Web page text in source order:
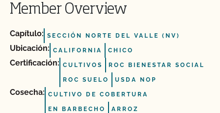
Member Overview
Capítulo: SECCIÓN NORTE DEL VALLE (NV)
Ubicación: CALIFORNIA CHICO
Certificación: CULTIVOS ROC BIENESTAR SOCIAL
ROC SUELO USDA NOP
Cosecha: CULTIVO DE COBERTURA
EN BARBECHO ARROZ